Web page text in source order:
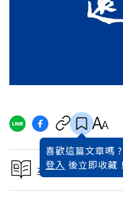
喜歡這篇文章嗎 ?
登入 後立即收藏 !
本文出自 2001 / 9